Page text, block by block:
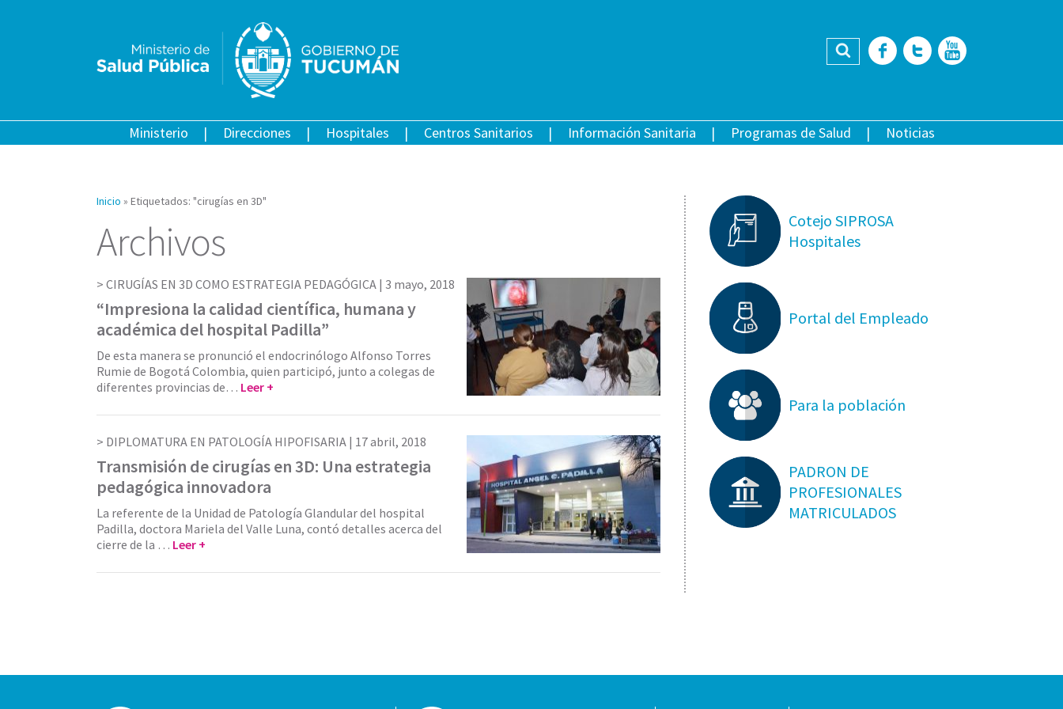
Buscar Facebook
Twitter
Ministerio Direcciones Hospitales Centros Sanitarios Información Sanitaria Programas de Salud Noticias
Inicio » Etiquetados: "cirugías en 3D"
Archivos
CIRUGÍAS EN 3D COMO ESTRATEGIA PEDAGÓGICA | 3 mayo, 2018
“Impresiona la calidad científica, humana y
académica del hospital Padilla”
De esta manera se pronunció el endocrinólogo Alfonso Torres
Rumie de Bogotá Colombia, quien participó, junto a colegas de
diferentes provincias de… Leer +
DIPLOMATURA EN PATOLOGÍA HIPOFISARIA | 17 abril, 2018
Transmisión de cirugías en 3D: Una estrategia
pedagógica innovadora
La referente de la Unidad de Patología Glandular del hospital
Padilla, doctora Mariela del Valle Luna, contó detalles acerca del
cierre de la … Leer +
Cotejo SIPROSA
Hospitales
Portal del Empleado
Para la población
PADRON DE
PROFESIONALES
MATRICULADOS